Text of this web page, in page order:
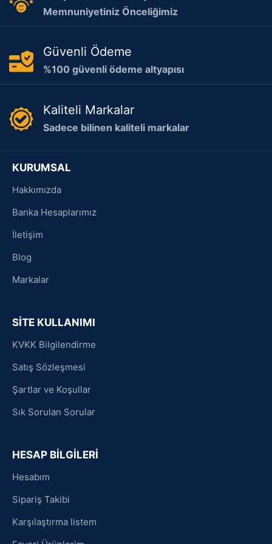
Memnuniyetiniz Önceliğimiz
Güvenli Ödeme
%100 güvenli ödeme altyapısı
Kaliteli Markalar
Sadece bilinen kaliteli markalar
KURUMSAL
Hakkımızda
Banka Hesaplarımız
İletişim
Blog
Markalar
SİTE KULLANIMI
KVKK Bilgilendirme
Satış Sözleşmesi
Şartlar ve Koşullar
Sık Sorulan Sorular
HESAP BİLGİLERİ
Hesabım
Sipariş Takibi
Karşılaştırma listem